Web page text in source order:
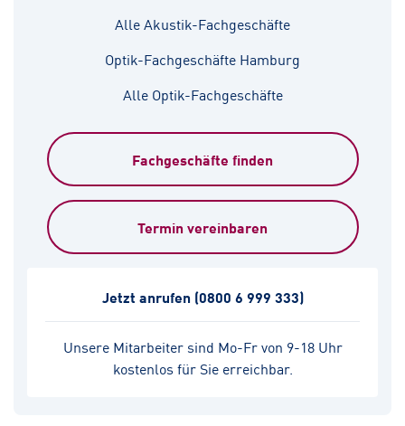
Alle Akustik-Fachgeschäfte
Optik-Fachgeschäfte Hamburg
Alle Optik-Fachgeschäfte
Fachgeschäfte finden
Termin vereinbaren
Unsere Mitarbeiter sind Mo-Fr von 9-18 Uhr
kostenlos für Sie erreichbar.
Jetzt anrufen (0800 6 999 333)